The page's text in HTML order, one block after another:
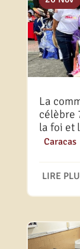
La
célèbre
la foi et
Caracas,
LIRE